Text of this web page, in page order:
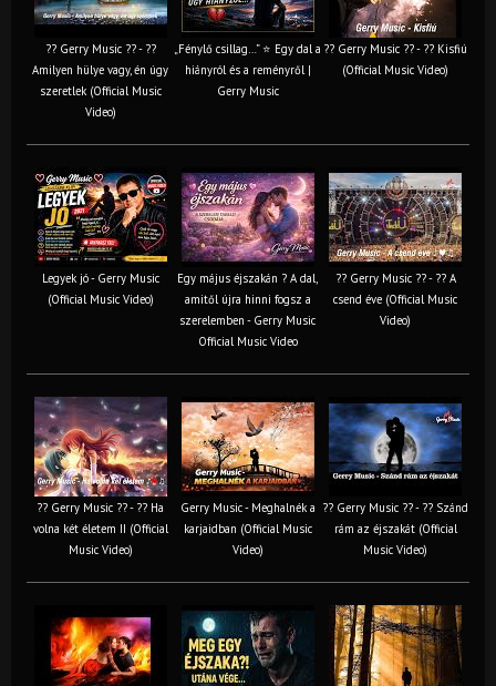
?? Gerry Music ?? - ??
Amilyen hülye vagy, én úgy
szeretlek (Official Music
Video)
„Fénylő csillag…” ⭐ Egy dal a
hiányról és a reményről |
Gerry Music
?? Gerry Music ?? - ?? Kisfiú
(Official Music Video)
Legyek jó - Gerry Music
(Official Music Video)
Egy május éjszakán ? A dal,
amitől újra hinni fogsz a
szerelemben - Gerry Music
Official Music Video
?? Gerry Music ?? - ?? A
csend éve (Official Music
Video)
?? Gerry Music ?? - ?? Ha
volna két életem II (Official
Music Video)
Gerry Music - Meghalnék a
karjaidban (Official Music
Video)
?? Gerry Music ?? - ?? Szánd
rám az éjszakát (Official
Music Video)